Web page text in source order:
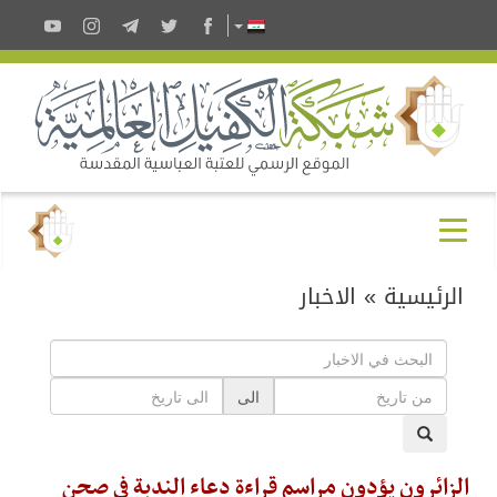
الرئيسية » الاخبار
الى
الزائرون يؤدون مراسم قراءة دعاء الندبة في صحن